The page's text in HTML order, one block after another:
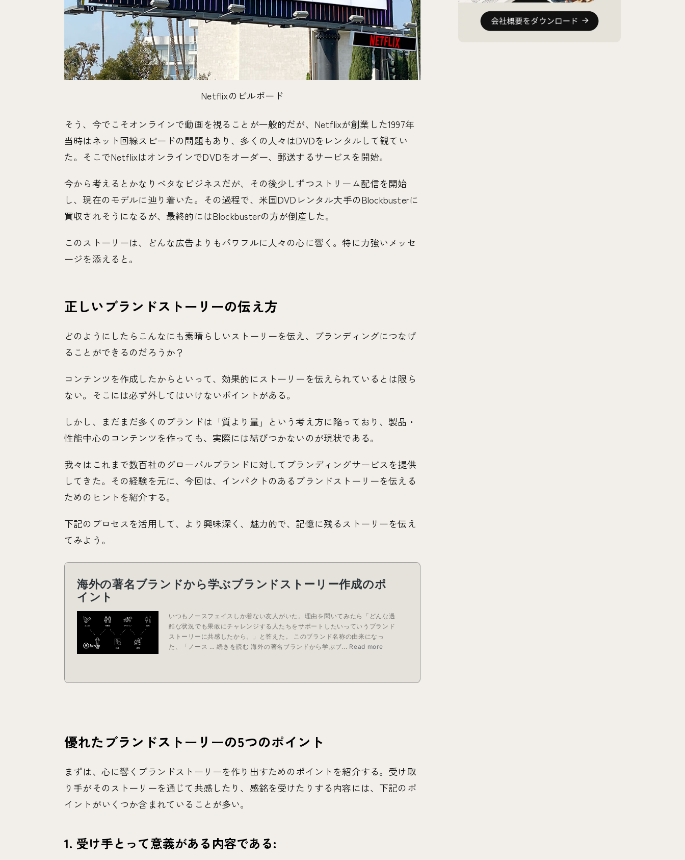
Netflixのビルボード
そう、今でこそオンラインで動画を視ることが一般的だが、Netflixが創業した1997年
当時はネット回線スピードの問題もあり、多くの人々はDVDをレンタルして観てい
た。そこでNetflixはオンラインでDVDをオーダー、郵送するサービスを開始。
今から考えるとかなりベタなビジネスだが、その後少しずつストリーム配信を開始
し、現在のモデルに辿り着いた。その過程で、米国DVDレンタル大手のBlockbusterに
買収されそうになるが、最終的にはBlockbusterの方が倒産した。
このストーリーは、どんな広告よりもパワフルに人々の心に響く。特に力強いメッセ
ージを添えると。
正しいブランドストーリーの伝え方
どのようにしたらこんなにも素晴らしいストーリーを伝え、ブランディングにつなげ
ることができるのだろうか？
コンテンツを作成したからといって、効果的にストーリーを伝えられているとは限ら
ない。そこには必ず外してはいけないポイントがある。
しかし、まだまだ多くのブランドは「質より量」という考え方に陥っており、製品・
性能中心のコンテンツを作っても、実際には結びつかないのが現状である。
我々はこれまで数百社のグローバルブランドに対してブランディングサービスを提供
してきた。その経験を元に、今回は、インパクトのあるブランドストーリーを伝える
ためのヒントを紹介する。
下記のプロセスを活用して、より興味深く、魅力的で、記憶に残るストーリーを伝え
てみよう。
優れたブランドストーリーの5つのポイント
まずは、心に響くブランドストーリーを作り出すためのポイントを紹介する。受け取
り手がそのストーリーを通じて共感したり、感銘を受けたりする内容には、下記のポ
イントがいくつか含まれていることが多い。
1. 受け手とって意義がある内容である: